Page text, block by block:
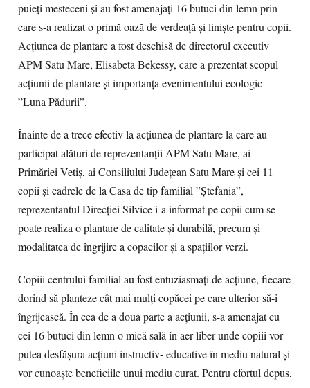
puieţi mesteceni şi au fost amenajaţi 16 butuci din lemn prin
care s-a realizat o primă oază de verdeaţă şi linişte pentru copii.
Acţiunea de plantare a fost deschisă de directorul executiv
APM Satu Mare, Elisabeta Bekessy, care a prezentat scopul
acţiunii de plantare şi importanţa evenimentului ecologic
”Luna Pădurii”.
Înainte de a trece efectiv la acţiunea de plantare la care au
participat alături de reprezentanţii APM Satu Mare, ai
Primăriei Vetiş, ai Consiliului Judeţean Satu Mare şi cei 11
copii şi cadrele de la Casa de tip familial ”Ştefania”,
reprezentantul Direcţiei Silvice i-a informat pe copii cum se
poate realiza o plantare de calitate şi durabilă, precum şi
modalitatea de îngrijire a copacilor şi a spaţiilor verzi.
Copiii centrului familial au fost entuziasmaţi de acţiune, fiecare
dorind să planteze cât mai mulţi copăcei pe care ulterior să-i
îngrijească. În cea de a doua parte a acţiunii, s-a amenajat cu
cei 16 butuci din lemn o mică sală în aer liber unde copiii vor
putea desfăşura acţiuni instructiv- educative în mediu natural şi
vor cunoaşte beneficiile unui mediu curat. Pentru efortul depus,